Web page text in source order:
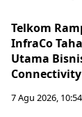
Telkom
InfraCo
Utama
Connectivity
7 Agu 2026,